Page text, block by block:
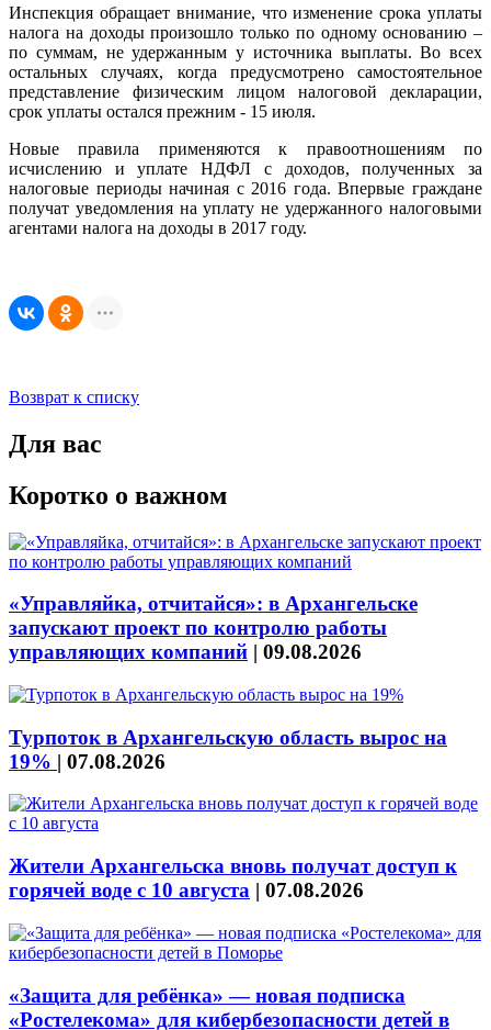
Инспекция обращает внимание, что изменение срока уплаты
налога на доходы произошло только по одному основанию –
по суммам, не удержанным у источника выплаты. Во всех
остальных случаях, когда предусмотрено самостоятельное
представление физическим лицом налоговой декларации,
срок уплаты остался прежним - 15 июля.
Новые правила применяются к правоотношениям по
исчислению и уплате НДФЛ c доходов, полученных за
налоговые периоды начиная с 2016 года. Впервые граждане
получат уведомления на уплату не удержанного налоговыми
агентами налога на доходы в 2017 году.
Возврат к списку
Для вас
Коротко о важном
«Управляйка, отчитайся»: в Архангельске
запускают проект по контролю работы
управляющих компаний | 09.08.2026
Турпоток в Архангельскую область вырос на
19% | 07.08.2026
Жители Архангельска вновь получат доступ к
горячей воде с 10 августа | 07.08.2026
«Защита для ребёнка» — новая подписка
«Ростелекома» для кибербезопасности детей в